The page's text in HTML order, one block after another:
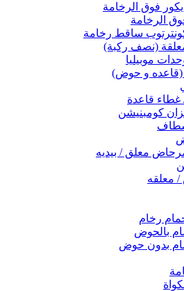
فوق الرخامة
الرخامة
ساقط رخامة
(نصف ركبة)
موبيليا
(قاعده و حوض)
غطاء قاعدة
كومبنيشن
معلق / بيديه
معلقه
رخام
بالحوض
بدون حوض